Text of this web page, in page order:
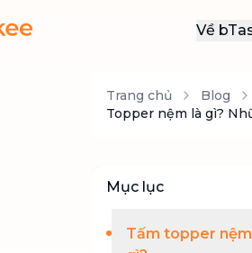
Về
Trang chủ Blog
Topper nệm là gì?
Mục lục
Tấm topper